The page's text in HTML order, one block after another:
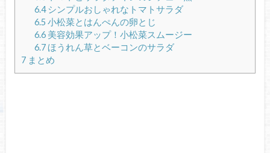
6.4シンプルおしゃれなトマトサラダ
6.5 小松菜とはんぺんの卵とじ
6.6美容効果アップ！小松菜スムージー
6.7ほうれん草とベーコンのサラダ
7まとめ